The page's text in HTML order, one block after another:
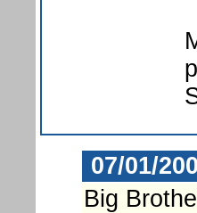
07/01/
Big